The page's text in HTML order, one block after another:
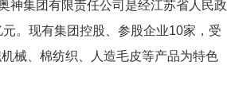
神集团有限责任公司是经江苏省人民政
。现有集团控股、参股企业10家，受
械、棉纺织、人造毛皮等产品为特色